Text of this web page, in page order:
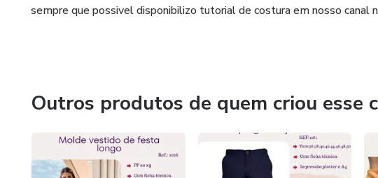
sempre que possivel disponibilizo tutorial de costura em nosso canal
Outros produtos de quem criou esse